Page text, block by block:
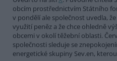
obcím prostřednictvím Státního
v pondělí ale společnost uvedla,
využití peněz a že chce ohledně
obcemi v okolí těžební oblasti.
společnosti sleduje se
energetické skupiny Sev.en,